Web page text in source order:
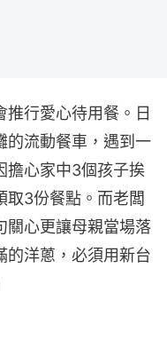
行愛心待用餐。日
的流動餐車，遇到一
擔心家中3個孩子挨
取3份餐點。而老闆
關心更讓母親當場落
的洋蔥，必須用新台